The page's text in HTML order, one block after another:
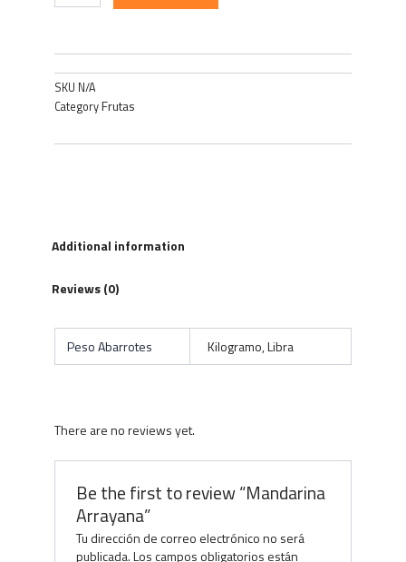
SKU N/A
CategoryFrutas
Additional information
Reviews (0)
Peso Abarrotes Kilogramo, Libra
There are no reviews yet.
Be the first to review “Mandarina
Arrayana”
Tu dirección de correo electrónico no será
publicada. Los campos obligatorios están